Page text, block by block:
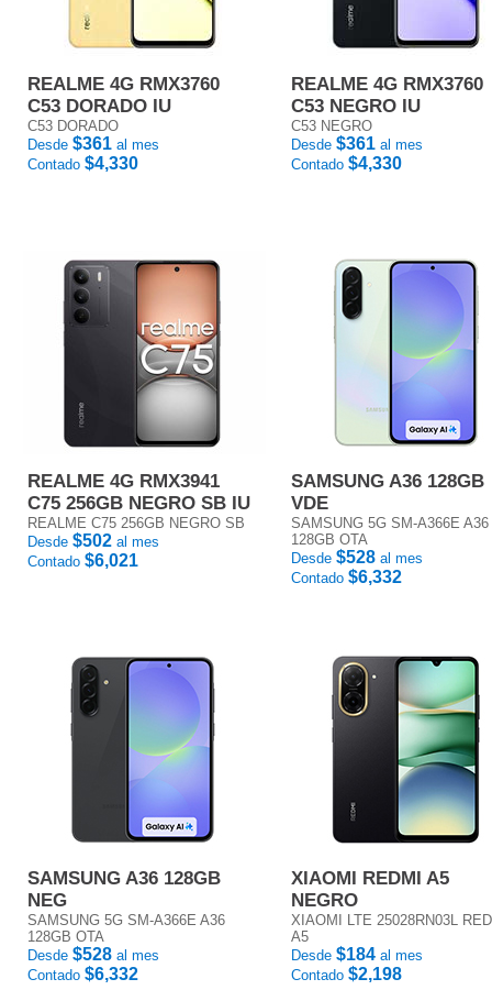
REALME 4G RMX3760
C53 DORADO IU
C53 DORADO
Desde $361 al mes
Contado $4,330
REALME 4G RMX3760
C53 NEGRO IU
C53 NEGRO
Desde $361 al mes
Contado $4,330
REALME 4G RMX3941
C75 256GB NEGRO SB IU
REALME C75 256GB NEGRO SB
Desde $502 al mes
Contado $6,021
SAMSUNG A36 128GB
VDE
SAMSUNG 5G SM-A366E A36
128GB OTA
Desde $528 al mes
Contado $6,332
SAMSUNG A36 128GB
NEG
SAMSUNG 5G SM-A366E A36
128GB OTA
Desde $528 al mes
Contado $6,332
XIAOMI REDMI A5
NEGRO
XIAOMI LTE 25028RN03L
A5
Desde $184 al mes
Contado $2,198